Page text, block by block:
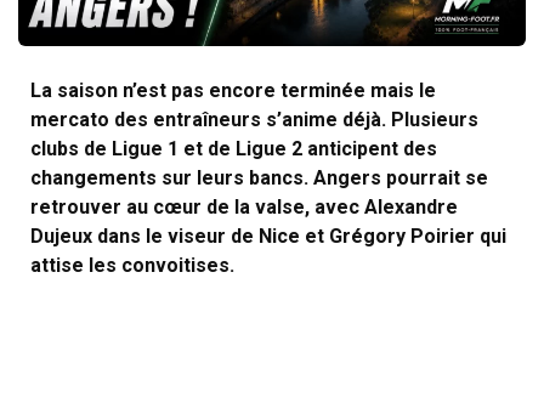
La saison n’est pas encore terminée mais le
mercato des entraîneurs s’anime déjà. Plusieurs
clubs de Ligue 1 et de Ligue 2 anticipent des
changements sur leurs bancs. Angers pourrait se
retrouver au cœur de la valse, avec Alexandre
Dujeux dans le viseur de Nice et Grégory Poirier qui
attise les convoitises.